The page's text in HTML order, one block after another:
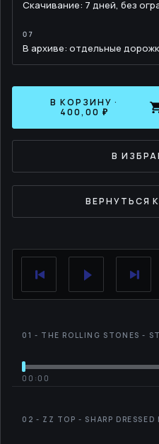
Скачивание: 7 дней, без
В архиве: отдельные
В КОРЗИНУ ·
400,00 ₽
В
ВЕРНУТЬСЯ
01 - THE ROLLING STONES -
00:00
02 - ZZ TOP - SHARP DRESSED